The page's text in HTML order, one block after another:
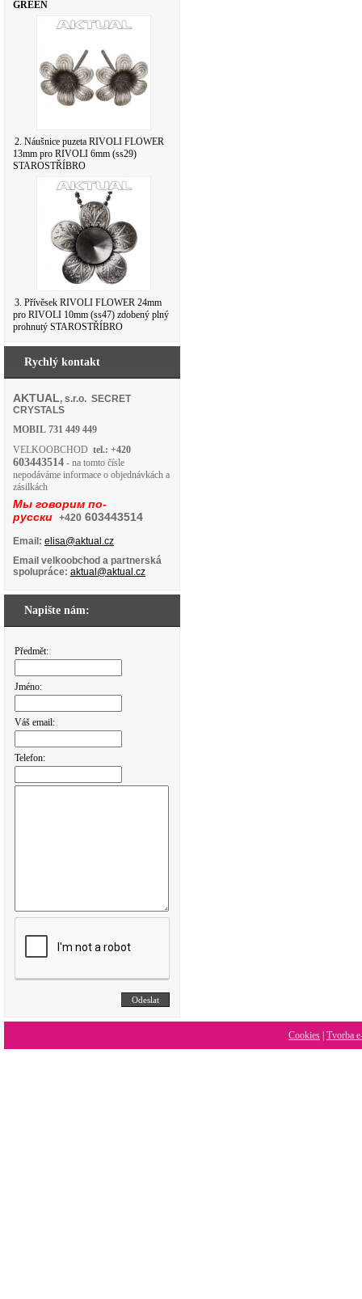
GREEN
2. Náušnice puzeta RIVOLI FLOWER
13mm pro RIVOLI 6mm (ss29)
STAROSTŘÍBRO
3. Přívěsek RIVOLI FLOWER 24mm
pro RIVOLI 10mm (ss47) zdobený plný
prohnutý STAROSTŘÍBRO
Rychlý kontakt
AKTUAL, s.r.o. SECRET
CRYSTALS
MOBIL 731 449 449
VELKOOBCHOD tel.: +420
603443514 - na tomto čísle
nepodáváme informace o objednávkách a
zásilkách
Мы говорим по-
русски +420 603443514
Email: elisa@aktual.cz
Email velkoobchod a partnerská
spolupráce: aktual@aktual.cz
Napište nám:
Předmět:
Jméno:
Váš email:
Telefon:
Cookies Tvorba